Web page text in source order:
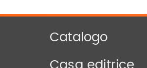
Catalogo
Casa editrice